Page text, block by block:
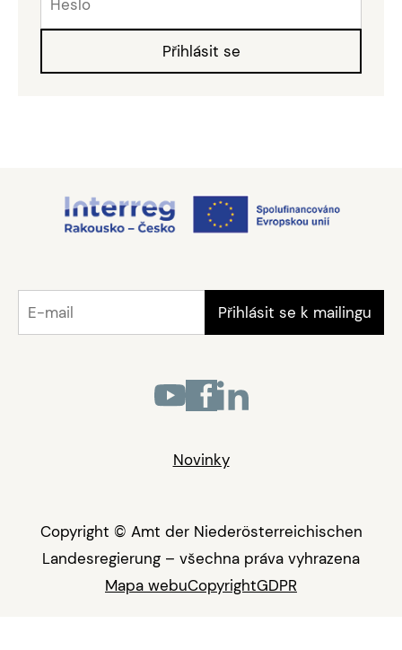
Novinky
Copyright © Amt der Niederösterreichischen
Landesregierung – všechna práva vyhrazena
Mapa webuCopyrightGDPR